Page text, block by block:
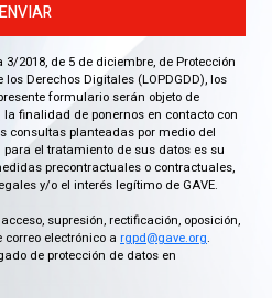
ENVIAR
2018, de 5 de diciembre, de Protección
Derechos Digitales (LOPDGDD), los
formulario serán objeto de
la finalidad de ponernos en contacto con
consultas planteadas por medio del
el tratamiento de sus datos es su
precontractuales o contractuales,
y/o el interés legítimo de GAVE.
supresión, rectificación, oposición,
electrónico a rgpd@gave.org.
de protección de datos en